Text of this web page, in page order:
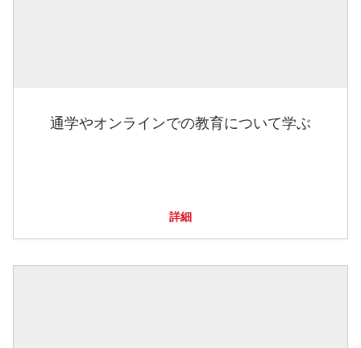
通学やオンラインでの教育について学ぶ
詳細